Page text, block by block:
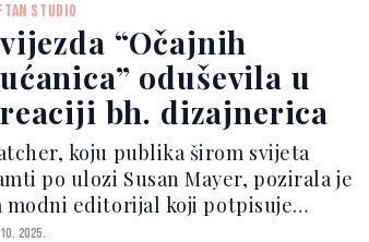
STUDIO
“Očajnih
oduševila u
bh. dizajnerica
koju publika širom svijeta
po ulozi Susan Mayer, pozirala je
modni editorijal koji potpisuje
Michael Buckner, dok je za
2025.